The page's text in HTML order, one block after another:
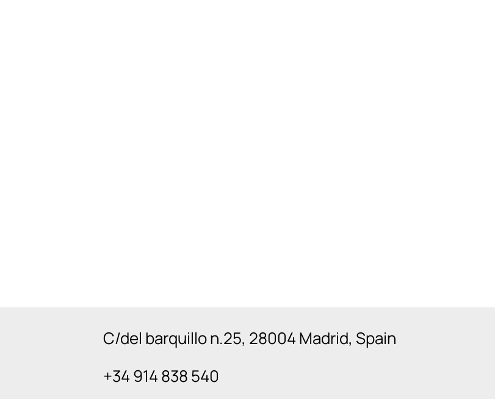
C/del barquillo n.25, 28004 Madrid, Spain
+34 914 838 540